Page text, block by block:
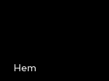
Hem